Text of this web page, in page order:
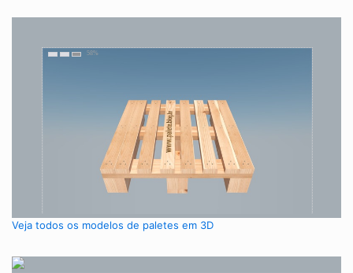
Veja todos os modelos de paletes em 3D